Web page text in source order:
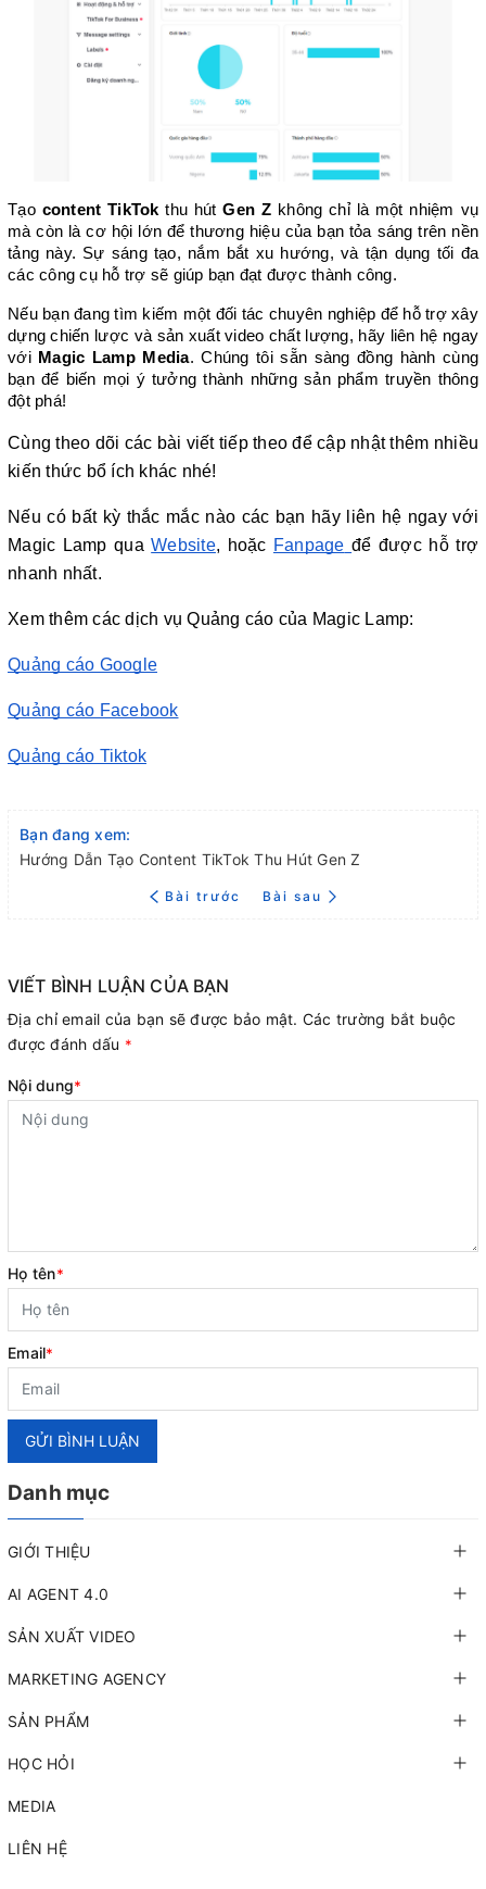
Tạo content TikTok thu hút Gen Z không chỉ là một nhiệm vụ
mà còn là cơ hội lớn để thương hiệu của bạn tỏa sáng trên nền
tảng này. Sự sáng tạo, nắm bắt xu hướng, và tận dụng tối đa
các công cụ hỗ trợ sẽ giúp bạn đạt được thành công.
Nếu bạn đang tìm kiếm một đối tác chuyên nghiệp để hỗ trợ xây
dựng chiến lược và sản xuất video chất lượng, hãy liên hệ ngay
với Magic Lamp Media. Chúng tôi sẵn sàng đồng hành cùng
bạn để biến mọi ý tưởng thành những sản phẩm truyền thông
đột phá!
Cùng theo dõi các bài viết tiếp theo để cập nhật thêm nhiều
kiến thức bổ ích khác nhé!
Nếu có bất kỳ thắc mắc nào các bạn hãy liên hệ ngay với
Magic Lamp qua Website, hoặc Fanpage để được hỗ trợ
nhanh nhất.
Xem thêm các dịch vụ Quảng cáo của Magic Lamp:
Quảng cáo Google
Quảng cáo Facebook
Quảng cáo Tiktok
Bạn đang xem:
Hướng Dẫn Tạo Content TikTok Thu Hút Gen Z
Bài trước Bài sau
VIẾT BÌNH LUẬN CỦA BẠN
Địa chỉ email của bạn sẽ được bảo mật. Các trường bắt buộc
được đánh dấu *
Nội dung*
Họ tên*
Email*
GỬI BÌNH LUẬN
Danh mục
GIỚI THIỆU
AI AGENT 4.0
SẢN XUẤT VIDEO
MARKETING AGENCY
SẢN PHẨM
HỌC HỎI
MEDIA
LIÊN HỆ